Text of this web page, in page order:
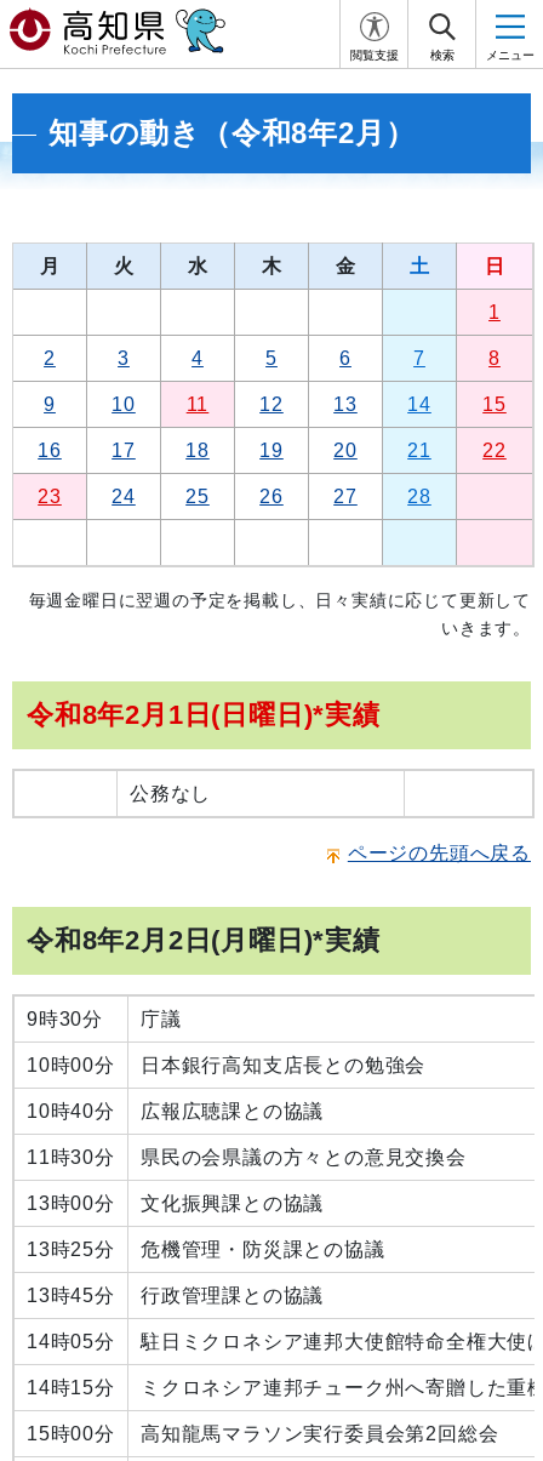
閲覧支援 検索 メニュー
知事の動き（令和8年2月）
月 火 水 木 金 土 日
1
2 3 4 5 6 7 8
9 10 11 12 13 14 15
16 17 18 19 20 21 22
23 24 25 26 27 28
毎週金曜日に翌週の予定を掲載し、日々実績に応じて更新して
いきます。
令和8年2月1日(日曜日)*実績
公務なし
ページの先頭へ戻る
令和8年2月2日(月曜日)*実績
9時30分 庁議
10時00分 日本銀行高知支店長との勉強会
10時40分 広報広聴課との協議
11時30分 県民の会県議の方々との意見交換会
13時00分 文化振興課との協議
13時25分 危機管理・防災課との協議
13時45分 行政管理課との協議
14時05分 駐日ミクロネシア連邦大使館特命全権大使
14時15分 ミクロネシア連邦チューク州へ寄贈した重
15時00分 高知龍馬マラソン実行委員会第2回総会